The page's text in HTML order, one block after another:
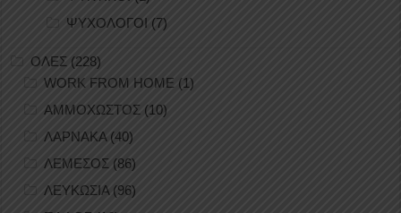
ΨΥΧΟΛΟΓΟΙ (7)
ΟΛΕΣ (228)
WORK FROM HOME (1)
ΑΜΜΟΧΩΣΤΟΣ (10)
ΛΑΡΝΑΚΑ(40)
ΛΕΜΕΣΟΣ (86)
ΛΕΥΚΩΣΙΑ(96)